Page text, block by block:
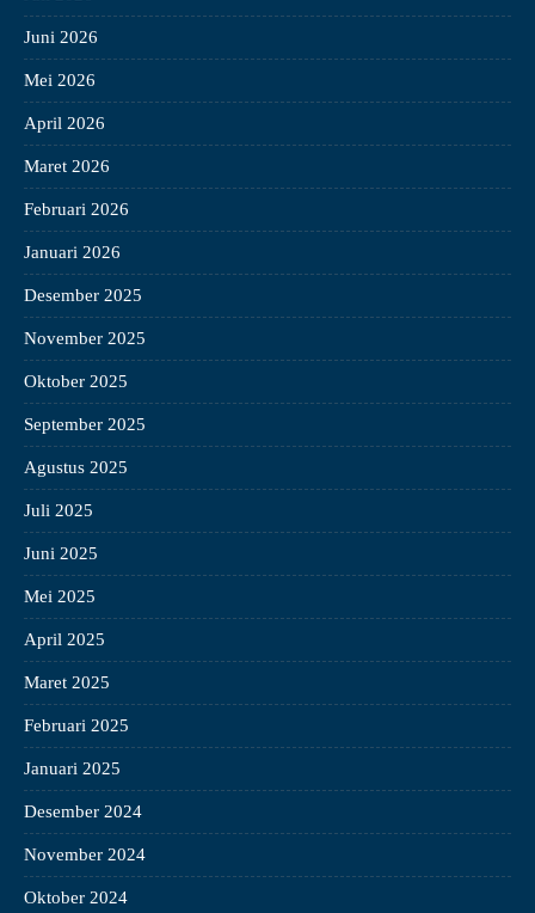
Juni 2026
Mei 2026
April 2026
Maret 2026
Februari 2026
Januari 2026
Desember 2025
November 2025
Oktober 2025
September 2025
Agustus 2025
Juli 2025
Juni 2025
Mei 2025
April 2025
Maret 2025
Februari 2025
Januari 2025
Desember 2024
November 2024
Oktober 2024